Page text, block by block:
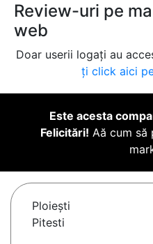
Review-uri pe
web
Doar userii logați au
ți click aici
Este acesta
Felicitări! Aă cum să
Ploieşti
Pitesti